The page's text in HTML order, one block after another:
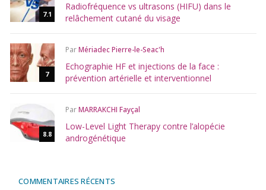
7.1
Radiofréquence vs ultrasons (HIFU) dans le
relâchement cutané du visage
7
ParMériadec Pierre-le-Seac'h
Echographie HF et injections de la face :
prévention artérielle et interventionnel
8.8
ParMARRAKCHI Fayçal
Low-Level Light Therapy contre l’alopécie
androgénétique
COMMENTAIRES RÉCENTS